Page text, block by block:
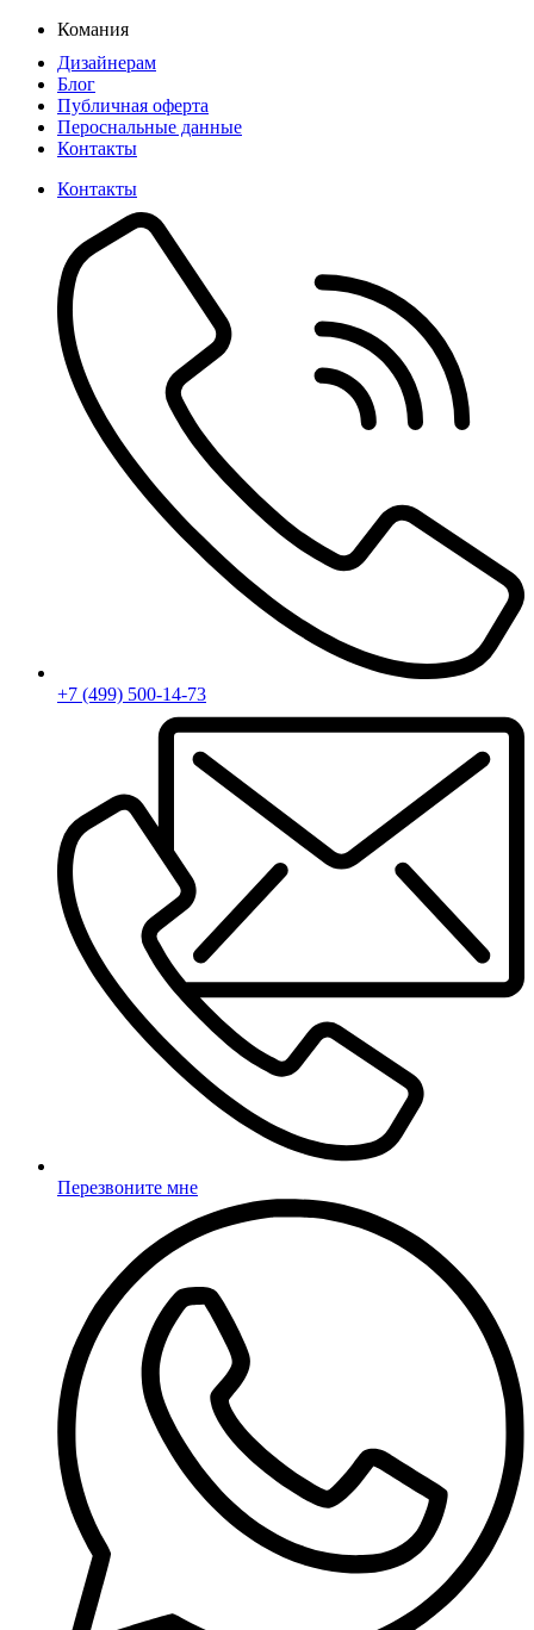
Комания
Дизайнерам
Блог
Публичная оферта
Пероснальные данные
Контакты
Контакты
+7 (499) 500-14-73
Перезвоните мне